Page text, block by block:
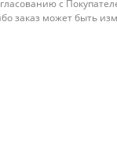
с
заказ может быть